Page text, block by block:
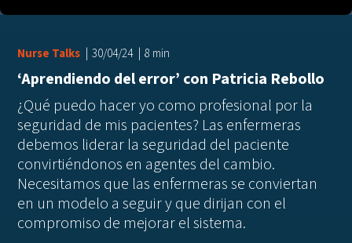
Nurse Talks 30/04/24 8 min
‘Aprendiendo del error’ con Patricia Rebollo
¿Qué puedo hacer yo como profesional por la
seguridad de mis pacientes? Las enfermeras
debemos liderar la seguridad del paciente
convirtiéndonos en agentes del cambio.
Necesitamos que las enfermeras se conviertan
en un modelo a seguir y que dirijan con el
compromiso de mejorar el sistema.